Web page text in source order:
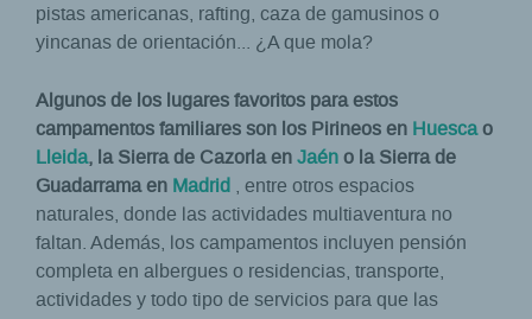
pistas americanas, rafting, caza de gamusinos o
yincanas de orientación... ¿A que mola?
Algunos de los lugares favoritos para estos
campamentos familiares son los Pirineos en Huescao
Lleida, la Sierra de Cazorla enJaéno la Sierra de
Guadarrama en Madrid , entre otros espacios
naturales, donde las actividades multiaventura no
faltan. Además, los campamentos incluyen pensión
completa en albergues o residencias, transporte,
actividades y todo tipo de servicios para que las